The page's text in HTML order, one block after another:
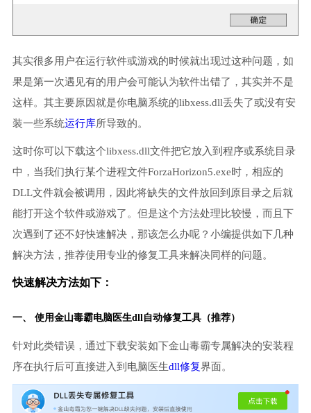
其实很多用户在运行软件或游戏的时候就出现过这种问题，如
果是第一次遇见有的用户会可能认为软件出错了，其实并不是
这样。其主要原因就是你电脑系统的libxess.dll丢失了或没有安
装一些系统运行库所导致的。
这时你可以下载这个libxess.dll文件把它放入到程序或系统目录
中，当我们执行某个进程文件ForzaHorizon5.exe时，相应的
DLL文件就会被调用，因此将缺失的文件放回到原目录之后就
能打开这个软件或游戏了。但是这个方法处理比较慢，而且下
次遇到了还不好快速解决，那该怎么办呢？小编提供如下几种
解决方法，推荐使用专业的修复工具来解决同样的问题。
快速解决方法如下：
一、 使用金山毒霸电脑医生dll自动修复工具（推荐）
针对此类错误，通过下载安装如下金山毒霸专属解决的安装程
序在执行后可直接进入到电脑医生dll修复界面。